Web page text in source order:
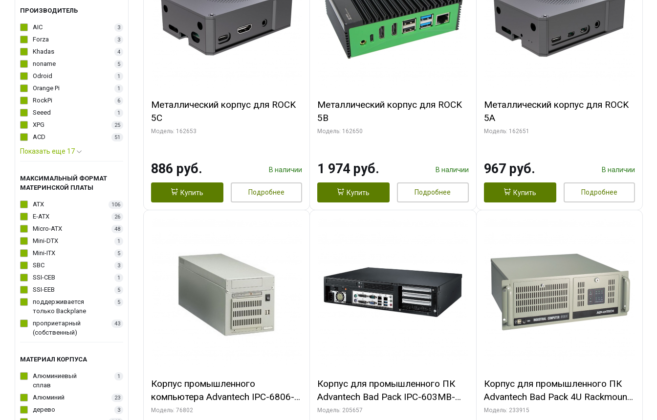
ПРОИЗВОДИТЕЛЬ
AIC 3
Forza 3
Khadas 4
noname 5
Odroid 1
Orange Pi 1
RockPi 6
Seeed 1
XPG 25
ACD 51
Показать еще 17
МАКСИМАЛЬНЫЙ ФОРМАТ
МАТЕРИНСКОЙ ПЛАТЫ
ATX 106
E-ATX 26
Micro-ATX 48
Mini-DTX 1
Mini-ITX 5
SBC 3
SSI-CEB 1
SSI-EEB 5
поддерживается
только Backplane
5
проприетарный
(собственный)
43
МАТЕРИАЛ КОРПУСА
Алюминиевый
сплав
1
Алюминий 23
дерево 3
Металлический корпус для ROCK
5C
Модель: 162653
886 руб. В наличии
Купить Подробнее
Металлический корпус для ROCK
5B
Модель: 162650
1 974 руб. В наличии
Купить Подробнее
Металлический корпус для ROCK
5A
Модель: 162651
967 руб. В наличии
Купить Подробнее
Корпус промышленного
компьютера Advantech IPC-6806-
25F, 6 слотов, 250W PSU, Отсеки:
Модель: 76802
Корпус для промышленного ПК
Advantech Bad Pack IPC-603MB-
35C Корпус 2U 3-Slot Rackmount
Модель: 205657
Корпус для промышленного ПК
Advantech Bad Pack 4U Rackmount
Chassis ATX IPC-610BP-50HD
Модель: 233915